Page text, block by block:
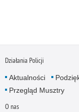
Działania Policji
Aktualności
Przegląd Musztry
O nas